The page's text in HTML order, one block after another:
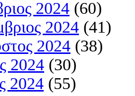
2024 (60)
2024 (41)
2024 (38)
2024 (30)
2024 (55)